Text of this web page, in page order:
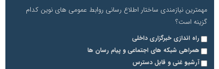
مهمترین نیازمندی ساختار اطلاع رسانی روابط عمومی های نوین کدام
گزینه است؟
راه اندازی خبرگزاری داخلی
همراهی شبکه های اجتماعی و پیام رسان ها
آرشیو غنی و قابل دسترس